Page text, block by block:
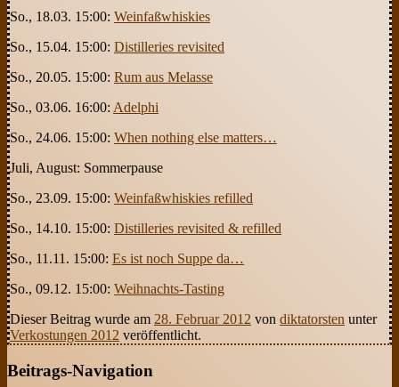
So., 18.03. 15:00: Weinfaßwhiskies
So., 15.04. 15:00: Distilleries revisited
So., 20.05. 15:00: Rum aus Melasse
So., 03.06. 16:00: Adelphi
So., 24.06. 15:00: When nothing else matters…
Juli, August: Sommerpause
So., 23.09. 15:00: Weinfaßwhiskies refilled
So., 14.10. 15:00: Distilleries revisited & refilled
So., 11.11. 15:00: Es ist noch Suppe da…
So., 09.12. 15:00: Weihnachts-Tasting
Dieser Beitrag wurde am 28. Februar 2012 von diktatorsten unter
Verkostungen 2012 veröffentlicht.
Beitrags-Navigation